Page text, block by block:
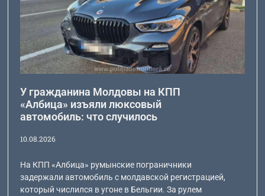
У гражданина Молдовы на КПП
«Албица» изъяли люксовый
автомобиль: что случилось
10.08.2026
На КПП «Албица» румынские пограничники
задержали автомобиль с молдавской регистрацией,
который числился в угоне в Бельгии. За рулем